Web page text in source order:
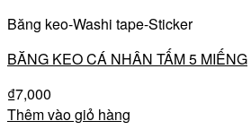
Băng keo-Washi tape-Sticker
BĂNG KEO CÁ NHÂN TẤM 5 MIẾNG
₫7,000
Thêm vào giỏ hàng